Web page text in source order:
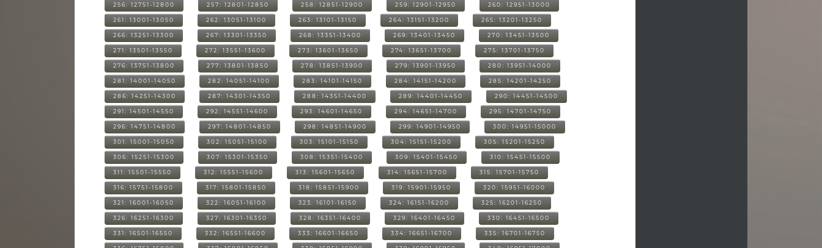
256: 12751-12800 257: 12801-12850 258: 12851-12900 259: 12901-12950 260: 12951-13000
261: 13001-13050 262: 13051-13100 263: 13101-13150 264: 13151-13200 265: 13201-13250
266: 13251-13300 267: 13301-13350 268: 13351-13400 269: 13401-13450 270: 13451-13500
271: 13501-13550 272: 13551-13600 273: 13601-13650 274: 13651-13700 275: 13701-13750
276: 13751-13800 277: 13801-13850 278: 13851-13900 279: 13901-13950 280: 13951-14000
281: 14001-14050 282: 14051-14100 283: 14101-14150 284: 14151-14200 285: 14201-14250
286: 14251-14300 287: 14301-14350 288: 14351-14400 289: 14401-14450 290: 14451-14500
291: 14501-14550 292: 14551-14600 293: 14601-14650 294: 14651-14700 295: 14701-14750
296: 14751-14800 297: 14801-14850 298: 14851-14900 299: 14901-14950 300: 14951-15000
301: 15001-15050 302: 15051-15100 303: 15101-15150 304: 15151-15200 305: 15201-15250
306: 15251-15300 307: 15301-15350 308: 15351-15400 309: 15401-15450 310: 15451-15500
311: 15501-15550 312: 15551-15600 313: 15601-15650 314: 15651-15700 315: 15701-15750
316: 15751-15800 317: 15801-15850 318: 15851-15900 319: 15901-15950 320: 15951-16000
321: 16001-16050 322: 16051-16100 323: 16101-16150 324: 16151-16200 325: 16201-16250
326: 16251-16300 327: 16301-16350 328: 16351-16400 329: 16401-16450 330: 16451-16500
331: 16501-16550 332: 16551-16600 333: 16601-16650 334: 16651-16700 335: 16701-16750